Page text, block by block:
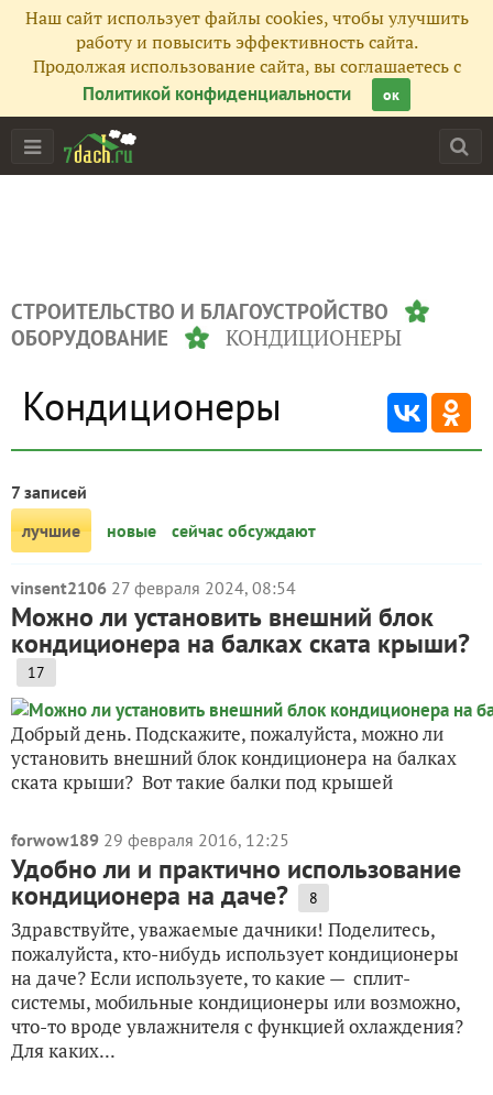
Наш сайт использует файлы cookies, чтобы улучшить
работу и повысить эффективность сайта.
Продолжая использование сайта, вы соглашаетесь с
Политикой конфиденциальности
ок
СТРОИТЕЛЬСТВО И БЛАГОУСТРОЙСТВО
ОБОРУДОВАНИЕ
КОНДИЦИОНЕРЫ
Кондиционеры
7 записей
лучшие
новые сейчас обсуждают
vinsent2106 27 февраля 2024, 08:54
Можно ли установить внешний блок
кондиционера на балках ската крыши?
17
Добрый день. Подскажите, пожалуйста, можно ли
установить внешний блок кондиционера на балках
ската крыши? Вот такие балки под крышей
forwow189 29 февраля 2016, 12:25
Удобно ли и практично использование
кондиционера на даче? 8
Здравствуйте, уважаемые дачники! Поделитесь,
пожалуйста, кто-нибудь использует кондиционеры
на даче? Если используете, то какие — сплит-
системы, мобильные кондиционеры или возможно,
что-то вроде увлажнителя с функцией охлаждения?
Для каких...